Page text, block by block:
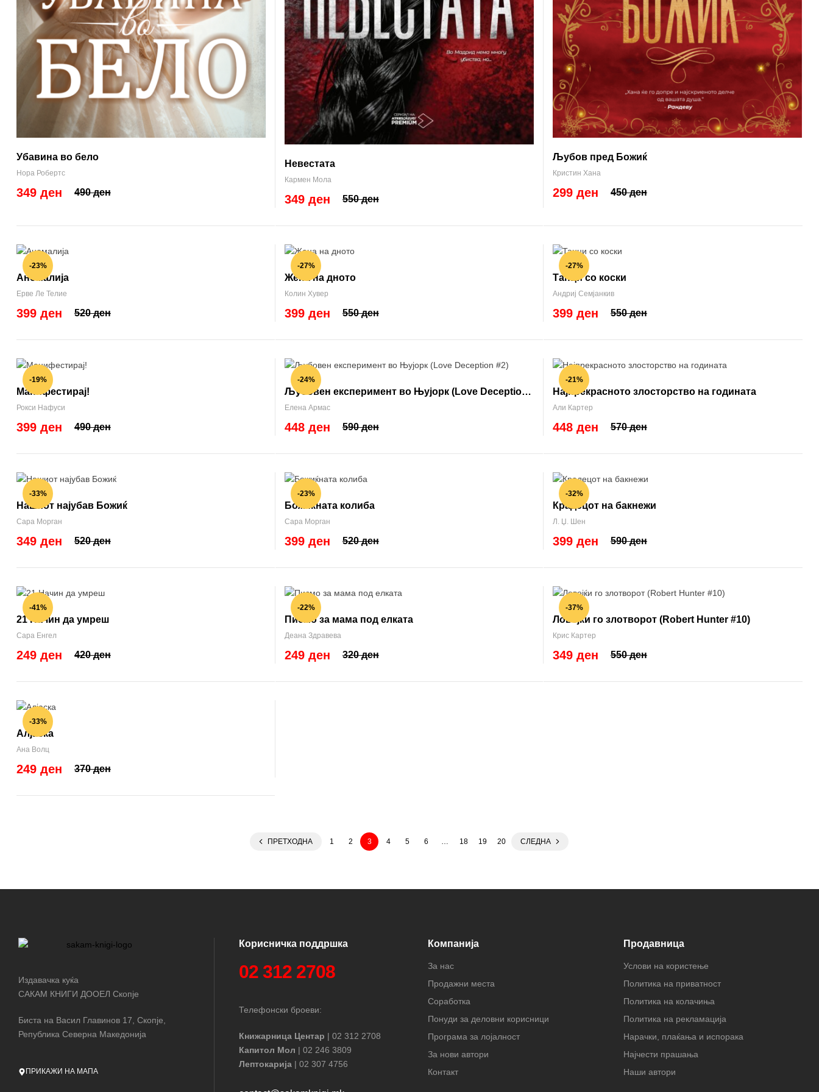
Убавина во бело
Нора Робертс
490 ден
349 ден
Невестата
Кармен Мола
550 ден
349 ден
Љубов пред Божиќ
Кристин Хана
450 ден
299 ден
-23%
Аномалија
Ерве Ле Телие
520 ден
399 ден
-27%
Жена на дното
Колин Хувер
550 ден
399 ден
-27%
Танци со коски
Андриј Семјанкив
550 ден
399 ден
-19%
Манифестирај!
Рокси Нафуси
490 ден
399 ден
-24%
Љубовен експеримент во Њујорк (Love Deception
#2)
Елена Армас
590 ден
448 ден
-21%
Најпрекрасното злосторство на годината
Али Картер
570 ден
448 ден
-33%
Нашиот најубав Божиќ
Сара Морган
520 ден
349 ден
-23%
Божиќната колиба
Сара Морган
520 ден
399 ден
-32%
Крадецот на бакнежи
Л. Џ. Шен
590 ден
399 ден
-41%
21 Начин да умреш
Сара Енгел
420 ден
249 ден
-22%
Писмо за мама под елката
Деана Здравева
320 ден
249 ден
-37%
Ловејќи го злотворот (Robert Hunter #10)
Крис Картер
550 ден
349 ден
-33%
Алјаска
Ана Волц
370 ден
249 ден
ПРЕТХОДНА 1 2 3 4 5 6 … 18 19 20 СЛЕДНА
Издавачка куќа
САКАМ КНИГИ ДООЕЛ Скопје
Биста на Васил Главинов 17, Скопје,
Република Северна Македонија
ПРИКАЖИ НА МАПА
Корисничка поддршка
02 312 2708
Телефонски броеви:
Книжарница Центар | 02 312 2708
Капитол Мол | 02 246 3809
Лептокарија | 02 307 4756
Компанија
За нас
Продажни места
Соработка
Понуди за деловни корисници
Програма за лојалност
За нови автори
Контакт
Продавница
Услови на користење
Политика на приватност
Политика на колачиња
Политика на рекламација
Нарачки, плаќања и испорака
Најчести прашања
Наши автори